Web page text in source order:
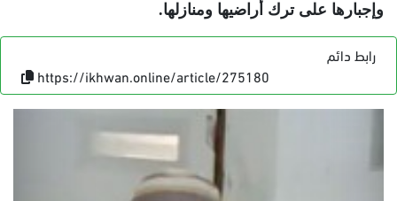
وإجبارها على ترك أراضيها ومنازلها.
رابط دائم
https://ikhwan.online/article/275180